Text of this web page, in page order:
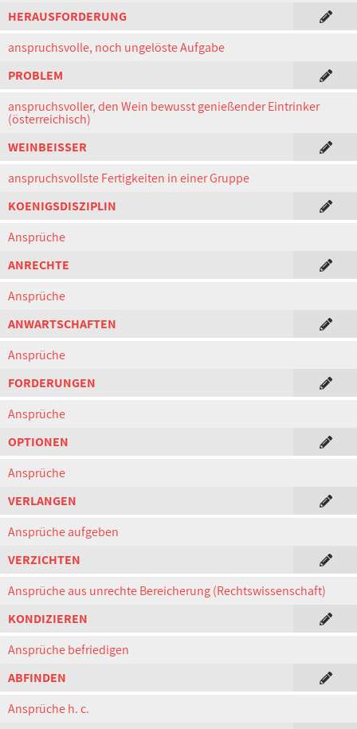
HERAUSFORDERUNG
anspruchsvolle, noch ungelöste Aufgabe
PROBLEM
anspruchsvoller, den Wein bewusst genießender Eintrinker
(österreichisch)
WEINBEISSER
anspruchsvollste Fertigkeiten in einer Gruppe
KOENIGSDISZIPLIN
Ansprüche
ANRECHTE
Ansprüche
ANWARTSCHAFTEN
Ansprüche
FORDERUNGEN
Ansprüche
OPTIONEN
Ansprüche
VERLANGEN
Ansprüche aufgeben
VERZICHTEN
Ansprüche aus unrechte Bereicherung (Rechtswissenschaft)
KONDIZIEREN
Ansprüche befriedigen
ABFINDEN
Ansprüche h. c.